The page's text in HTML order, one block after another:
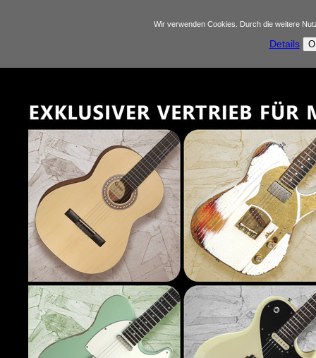
Wir verwenden Cookies. Durch die weitere
Details